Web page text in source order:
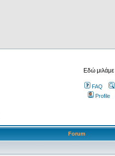
Εδώ
FAQ
Profile
Forum